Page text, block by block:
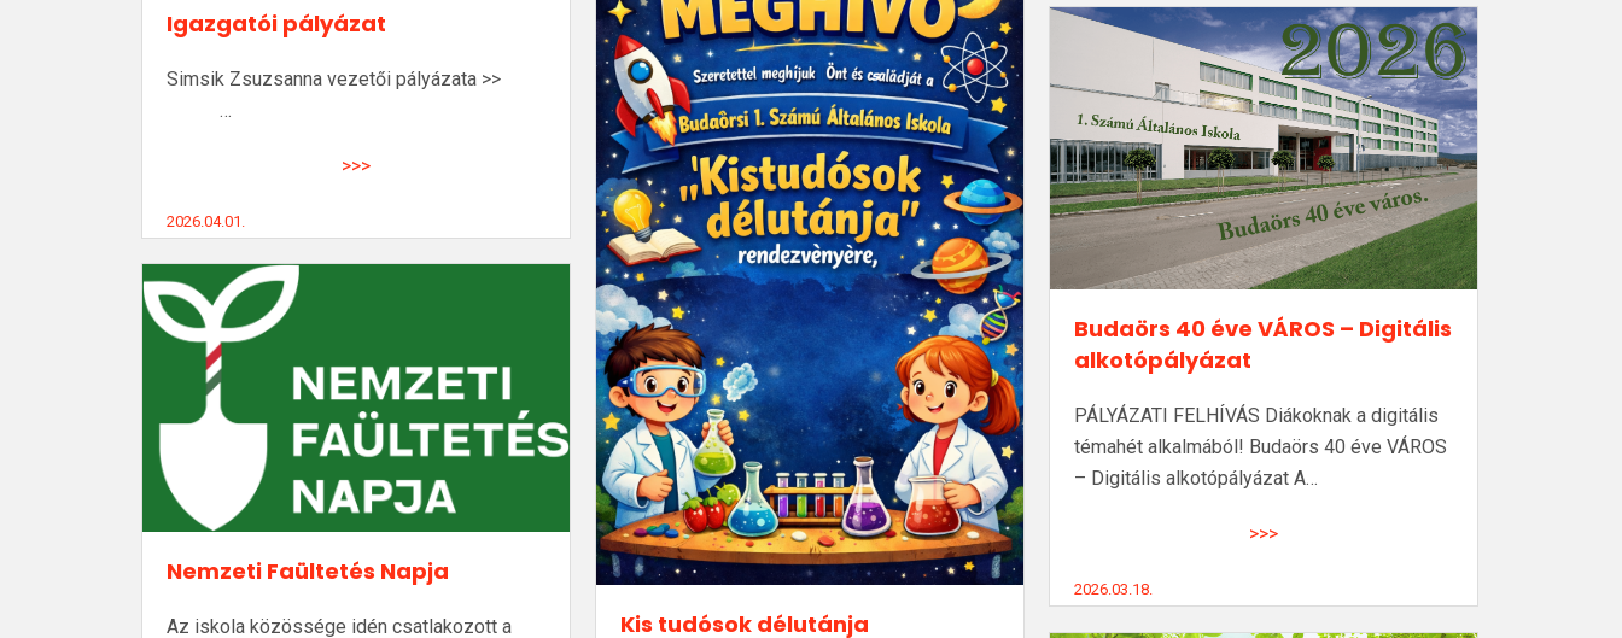
Kis tudósok délutánja
Igazgatói pályázat
Simsik Zsuzsanna vezetői pályázata >>
…
>>>
2026.04.01.
Budaörs 40 éve VÁROS – Digitális
alkotópályázat
PÁLYÁZATI FELHÍVÁS Diákoknak a digitális
témahét alkalmából! Budaörs 40 éve VÁROS
– Digitális alkotópályázat A…
>>>
2026.03.18.
Nemzeti Faültetés Napja
Az iskola közössége idén csatlakozott a